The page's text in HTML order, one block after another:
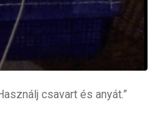
csavart és anyát.”